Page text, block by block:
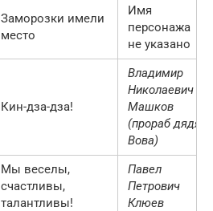
Заморозки имели
место
Имя
персонажа
не указано
Кин-дза-дза!
Владимир
Николаевич
Машков
(прораб дядя
Вова)
Мы веселы,
счастливы,
талантливы!
Павел
Петрович
Клюев